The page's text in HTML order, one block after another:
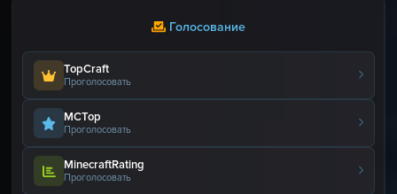
Голосование
TopCraft
Проголосовать
MCTop
Проголосовать
MinecraftRating
Проголосовать